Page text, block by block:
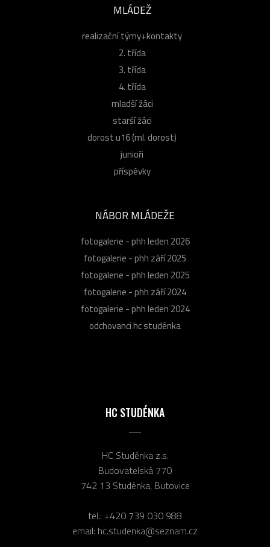
HC STUDÉNKA
HC Studénka z.s.
Budovatelská 770
742 13 Studénka, Butovice
tel.: +420 739 030 988
email: hc.studenka@seznam.cz
MLÁDEŽ
realizační týmy+kontakty
2. třída
3. třída
4. třída
mladší žáci
starší žáci
dorost u16 (ml. dorost)
junioři
příspěvky
NÁBOR MLÁDEŽE
fotogalerie - phh leden 2026
fotogalerie - phh září 2025
fotogalerie - phh leden 2025
fotogalerie - phh září 2024
fotogalerie - phh leden 2024
odchovanci hc studénka